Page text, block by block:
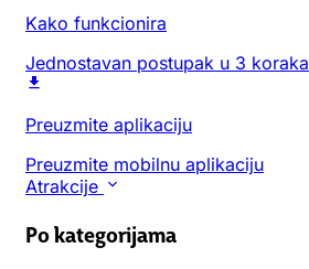
Kako funkcionira
Jednostavan postupak u 3 koraka
Preuzmite aplikaciju
Preuzmite mobilnu aplikaciju
Atrakcije
Po kategorijama